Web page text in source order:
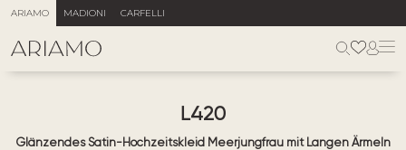
ARIAMO MADIONI CARFELLI
L420
Glänzendes Satin-Hochzeitskleid Meerjungfrau mit Langen Ärmeln